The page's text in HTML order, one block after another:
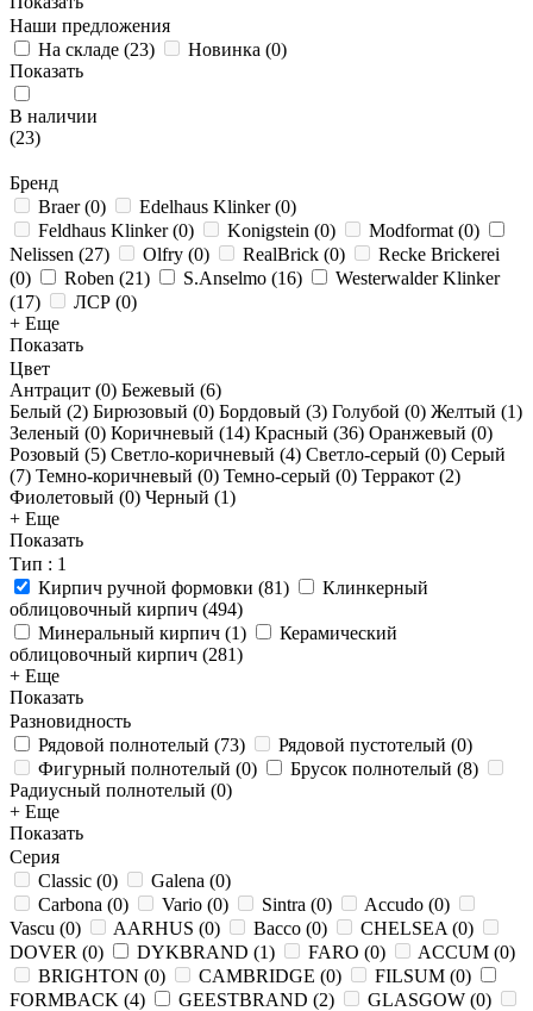
Наши предложения
На складе (23) Новинка (0)
Показать
В наличии
(23)
Бренд
Braer(0) Edelhaus Klinker(0)
Feldhaus Klinker(0) Konigstein (0) Modformat (0)
Nelissen (27) Olfry (0) RealBrick (0)
Recke Brickerei
(0) Roben (21) S.Anselmo (16)
Westerwalder Klinker
(17) ЛСР (0)
+ Еще
Показать
Цвет
Антрацит (0) Бежевый (6)
Белый (2) Бирюзовый (0) Бордовый (3) Голубой (0) Желтый (1)
Зеленый (0) Коричневый (14) Красный (36) Оранжевый (0)
Розовый (5) Светло-коричневый (4) Светло-серый (0) Серый
(7) Темно-коричневый (0) Темно-серый (0) Терракот (2)
Фиолетовый (0) Черный (1)
+ Еще
Показать
Тип : 1
Кирпич ручной формовки (81)
Клинкерный
облицовочный кирпич (494)
Минеральный кирпич (1)
Керамический
облицовочный кирпич (281)
+ Еще
Показать
Разновидность
Рядовой полнотелый (73) Рядовой пустотелый (0)
Фигурный полнотелый (0) Брусок полнотелый (8)
Радиусный полнотелый (0)
+ Еще
Показать
Серия
Classic (0) Galena (0)
Carbona (0) Vario (0) Sintra (0) Accudo (0)
Vascu (0) AARHUS (0) Bacco (0) CHELSEA (0)
DOVER (0) DYKBRAND (1) FARO (0) ACCUM (0)
BRIGHTON (0) CAMBRIDGE (0) FILSUM (0)
FORMBACK (4) GEESTBRAND (2) GLASGOW (0)